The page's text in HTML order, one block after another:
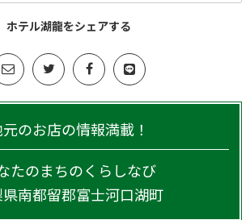
ホテル湖龍をシェアする
のお店の情報満載！
たのまちのくらしなび
南都留郡富士河口湖町